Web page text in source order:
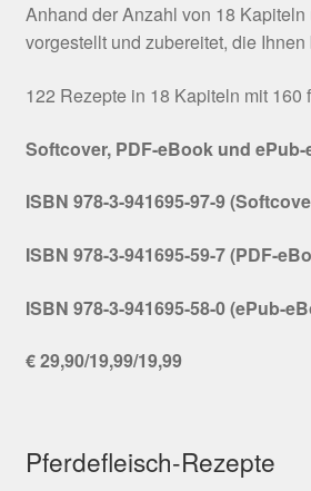
Anhand der Anzahl von 18
vorgestellt und zubereitet, die
122 Rezepte in 18 Kapiteln mit 160
Softcover, PDF-eBook und
ISBN 978-3-941695-97-9
ISBN 978-3-941695-59-7 (PDF-
ISBN 978-3-941695-58-0 (ePub-
€ 29,90/19,99/19,99
Pferdefleisch-Rezepte